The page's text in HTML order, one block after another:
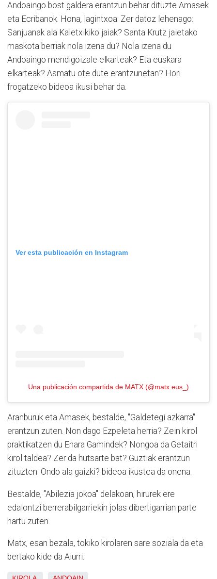
Andoaingo bost galdera erantzun behar dituzte Amasek
eta Ecribanok. Hona, lagintxoa: Zer datoz lehenago:
Sanjuanak ala Kaletxikiko jaiak? Santa Krutz jaietako
maskota berriak nola izena du? Nola izena du
Andoaingo mendigoizale elkarteak? Eta euskara
elkarteak? Asmatu ote dute erantzunetan? Hori
frogatzeko bideoa ikusi behar da.
Ver esta publicación en Instagram
Una publicación compartida de MATX (@matx.eus_)
Aranburuk eta Amasek, bestalde, "Galdetegi azkarra"
erantzun zuten. Non dago Ezpeleta herria? Zein kirol
praktikatzen du Enara Gamindek? Nongoa da Getaitri
kirol taldea? Zer da hutsarte bat? Guztiak erantzun
zituzten. Ondo ala gaizki? bideoa ikustea da onena.
Bestalde, "Abilezia jokoa" delakoan, hirurek ere
edalontzi berrerabilgarriekin jolas dibertigarrian parte
hartu zuten.
Matx, esan bezala, tokiko kirolaren sare soziala da eta
bertako kide da Aiurri.